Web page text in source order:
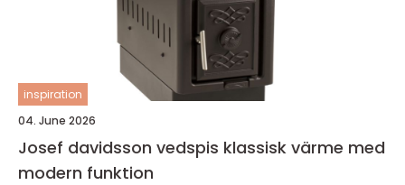
inspiration
04. June 2026
Josef davidsson vedspis klassisk värme med
modern funktion